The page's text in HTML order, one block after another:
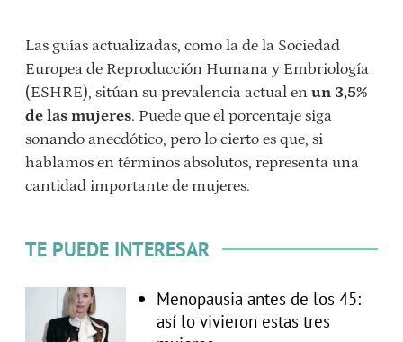
Las guías actualizadas, como la de la Sociedad
Europea de Reproducción Humana y Embriología
(ESHRE), sitúan su prevalencia actual en un 3,5%
de las mujeres. Puede que el porcentaje siga
sonando anecdótico, pero lo cierto es que, si
hablamos en términos absolutos, representa una
cantidad importante de mujeres.
TE PUEDE INTERESAR
Menopausia antes de los 45:
así lo vivieron estas tres